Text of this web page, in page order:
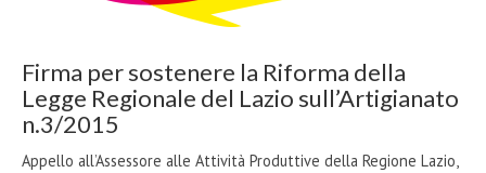
Firma per sostenere la Riforma della
Legge Regionale del Lazio sull’Artigianato
n.3/2015
Appello all’Assessore alle Attività Produttive della Regione Lazio,